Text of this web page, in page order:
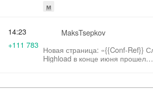
м
MaksTsepkov
Новая страница: «{{Conf-Ref}} Следом за Saint
Highload в конце июня прошел
14:23
+111 783